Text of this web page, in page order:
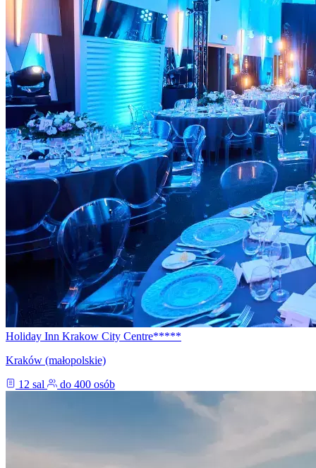
Holiday Inn Krakow City Centre*****
Kraków (małopolskie)
12 sal
do 400 osób